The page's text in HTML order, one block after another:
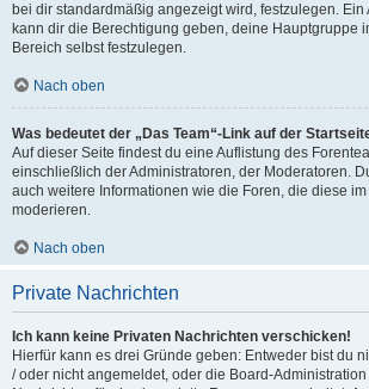
bei dir standardmäßig angezeigt wird, festzulegen. Ein
kann dir die Berechtigung geben, deine Hauptgruppe
Bereich selbst festzulegen.
Nach oben
Was bedeutet der „Das Team“-Link auf der
Auf dieser Seite findest du eine Auflistung des
einschließlich der Administratoren, der Moderatoren.
auch weitere Informationen wie die Foren, die diese
moderieren.
Nach oben
Private Nachrichten
Ich kann keine Privaten Nachrichten verschicken!
Hierfür kann es drei Gründe geben: Entweder bist du
/ oder nicht angemeldet, oder die Board-Administration